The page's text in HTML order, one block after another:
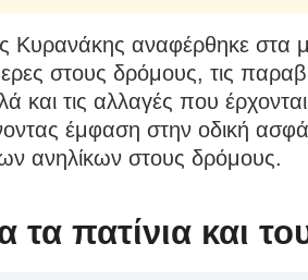
Κυρανάκης αναφέρθηκε στα
στους δρόμους, τις
και τις αλλαγές που
έμφαση στην οδική
ανηλίκων στους δρόμους.
τα πατίνια και